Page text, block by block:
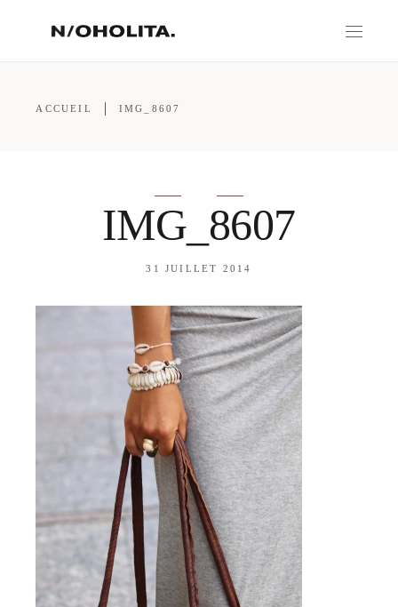
ACCUEIL IMG_8607
IMG_8607
31 JUILLET 2014